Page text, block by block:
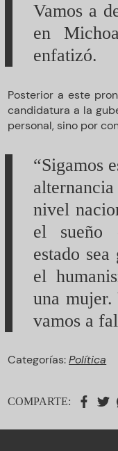
Vamos a
en
enfatizó.
Posterior a este
candidatura a la
personal, sino por
“Sigamos
nivel
el sueño
estado
el
una
vamos a
Categorías:Política
COMPARTE: